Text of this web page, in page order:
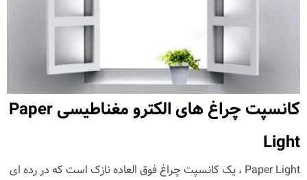
کانسپت چراغ های الکترو مغناطیسی Paper
Light
Paper Light ، یک کانسپت چراغ فوق العاده نازک است که در رده ای